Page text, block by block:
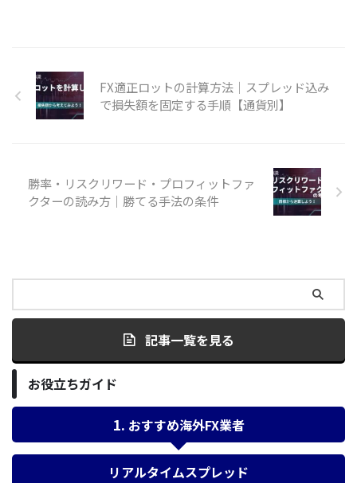
FX適正ロットの計算方法｜スプレッド込み
で損失額を固定する手順【通貨別】
勝率・リスクリワード・プロフィットファ
クターの読み方｜勝てる手法の条件
記事一覧を見る
お役立ちガイド
おすすめ海外FX業者
リアルタイムスプレッド